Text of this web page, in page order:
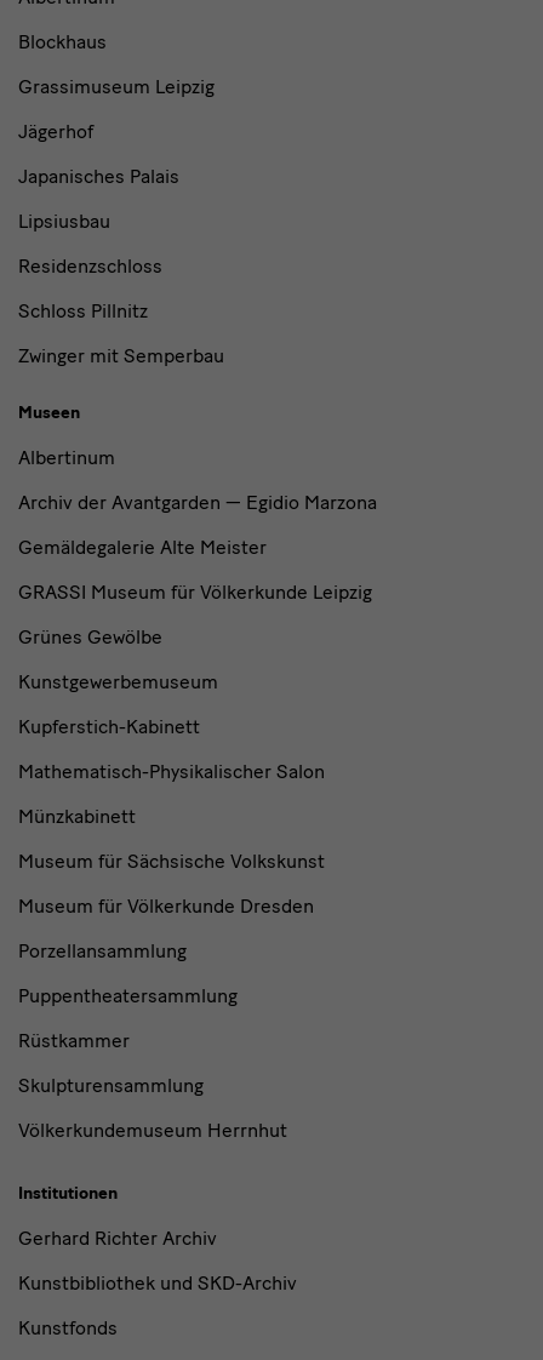
Institutionen
Blockhaus
Grassimuseum Leipzig
Jägerhof
Japanisches Palais
Lipsiusbau
Residenzschloss
Schloss Pillnitz
Zwinger mit Semperbau
Museen
Albertinum
Archiv der Avantgarden — Egidio Marzona
Gemäldegalerie Alte Meister
GRASSI Museum für Völkerkunde Leipzig
Grünes Gewölbe
Kunstgewerbemuseum
Kupferstich-Kabinett
Mathematisch-Physikalischer Salon
Münzkabinett
Museum für Sächsische Volkskunst
Museum für Völkerkunde Dresden
Porzellansammlung
Puppentheatersammlung
Rüstkammer
Skulpturensammlung
Völkerkundemuseum Herrnhut
Institutionen
Gerhard Richter Archiv
Kunstbibliothek und SKD-Archiv
Kunstfonds